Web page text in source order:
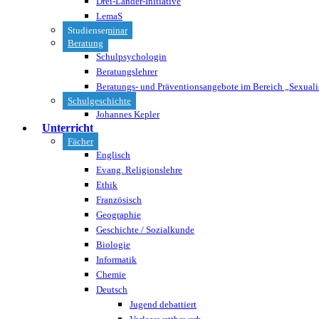
LemaS
Studienseminar
Beratung
Schulpsychologin
Beratungslehrer
Beratungs- und Präventionsangebote im Bereich
Schulgeschichte
Johannes Kepler
Unterricht
Fächer
Englisch
Evang. Religionslehre
Ethik
Französisch
Geographie
Geschichte / Sozialkunde
Biologie
Informatik
Chemie
Deutsch
Jugend debattiert